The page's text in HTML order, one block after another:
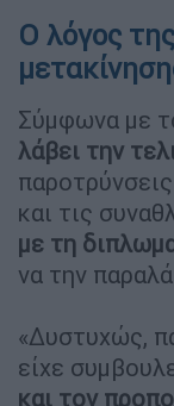
Ο λόγος
Σύμφωνα με
λάβει την
και τις
με τη
να την
«Δυστυχώς,
είχε
και τον